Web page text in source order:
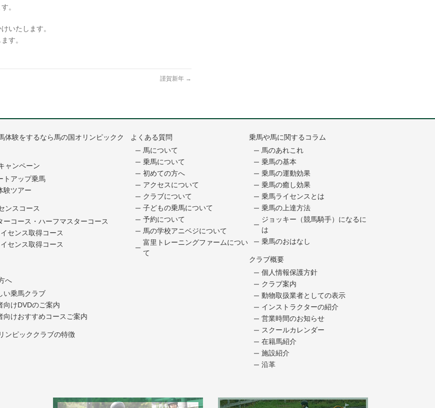
。
いたします。
す。
謹賀新年 →
体験をするなら馬の国オリンピックク
ャンペーン
トアップ乗馬
験ツアー
ンスコース
ーコース・ハーフマスターコース
センス取得コース
センス取得コース
へ
い乗馬クラブ
向けDVDのご案内
向けおすすめコースご案内
ンピッククラブの特徴
よくある質問
馬について
乗馬について
初めての方へ
アクセスについて
クラブについて
子どもの乗馬について
予約について
馬の学校アニベジについて
富里トレーニングファームについ
て
乗馬や馬に関するコラム
馬のあれこれ
乗馬の基本
乗馬の運動効果
乗馬の癒し効果
乗馬ライセンスとは
乗馬の上達方法
ジョッキー（競馬騎手）になるに
は
乗馬のおはなし
クラブ概要
個人情報保護方針
クラブ案内
動物取扱業者としての表示
インストラクターの紹介
営業時間のお知らせ
スクールカレンダー
在籍馬紹介
施設紹介
沿革